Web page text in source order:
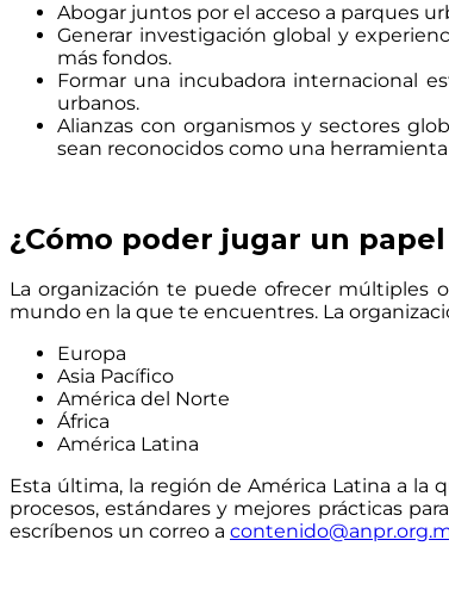
Abogar juntos por el acceso a parques
Generar investigación global y
más fondos.
Formar una incubadora internacional
urbanos.
Alianzas con organismos y sectores
sean reconocidos como una
¿Cómo poder jugar un
La organización te puede ofrecer múltiples
mundo en la que te encuentres. La
Europa
Asia Pacífico
América del Norte
África
América Latina
Esta última, la región de América Latina a
procesos, estándares y mejores prácticas
escríbenos un correo a